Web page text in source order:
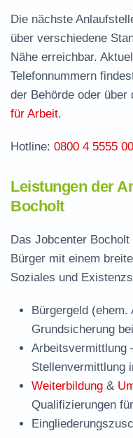
Termin
Jobcenter
Häufige
Die nächste
über verschiedene
Nähe erreichbar.
Telefonnummern
der Behörde oder über
für Arbeit.
Hotline: 0800 4 5555 00
Leistungen der
Bocholt
Das Jobcenter
Bürger mit einem
Soziales und
Bürgergeld
Grundsicherung
Arbeitsvermittlung
Stellenvermittlung
Weiterbildung &
Qualifizierungen